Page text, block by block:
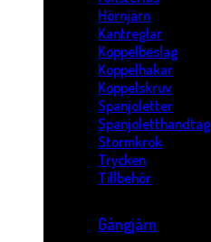
Hörnjärn
Kantreglar
Koppelbeslag
Koppelhakar
Koppelskruv
Spanjoletter
Spanjoletthandtag
Stormkrok
Trycken
Tillbehör
Gångjärn